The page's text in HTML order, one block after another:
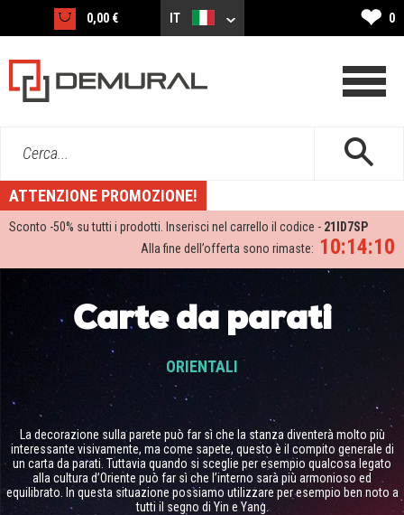
0,00 € IT ❤ 0
Cerca...
ATTENZIONE PROMOZIONE!
Sconto -50% su tutti i prodotti. Inserisci nel carrello il codice - 21ID7SP
10:14:08
Alla fine dell’offerta sono rimaste:
Carte da parati
ORIENTALI
La decorazione sulla parete può far sì che la stanza diventerà molto più
interessante visivamente, ma come sapete, questo è il compito generale di
un carta da parati. Tuttavia quando si sceglie per esempio qualcosa legato
alla cultura d’Oriente può far sì che l’interno sarà più armonioso ed
equilibrato. In questa situazione possiamo utilizzare per esempio ben noto a
tutti il segno di Yin e Yang.